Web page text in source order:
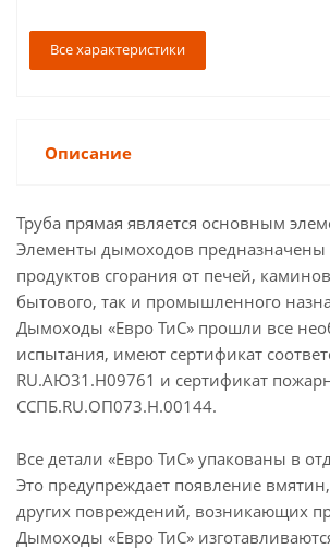
Все характеристики
Описание
Труба прямая является основным
Элементы дымоходов предназначены
продуктов сгорания от печей,
бытового, так и промышленного
Дымоходы «Евро ТиС» прошли все
испытания, имеют сертификат
RU.АЮ31.Н09761 и сертификат
ССПБ.RU.ОП073.Н.00144.
Все детали «Евро ТиС» упакованы в
Это предупреждает появление
других повреждений, возникающих
Дымоходы «Евро ТиС»